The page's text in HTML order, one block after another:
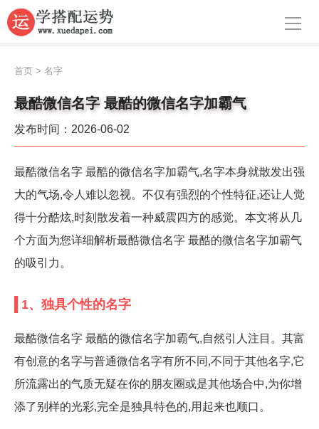
导航
生肖运势
风水
名字
首页 > 名字
最酷微信名字 最酷的微信名字加霸气
发布时间：2026-06-02
最酷微信名字 最酷的微信名字加霸气,名字本身就散发出强
大的气场,令人难以忽视。不仅有强烈的个性特征,还让人觉
得十分酷炫,时刻散发着一种威震四方的感觉。本文将从几
个方面为您详细解析最酷微信名字 最酷的微信名字加霸气
的吸引力。
1、独具个性的名字
最酷微信名字 最酷的微信名字加霸气,自然引人注目。其富
有创意的名字与普通微信名字有所不同,不同于其他名字,它
所流露出的气质无疑在你的朋友圈或是其他场合中,为你增
添了别样的光彩,完全是独具特色的,用起来也顺口。